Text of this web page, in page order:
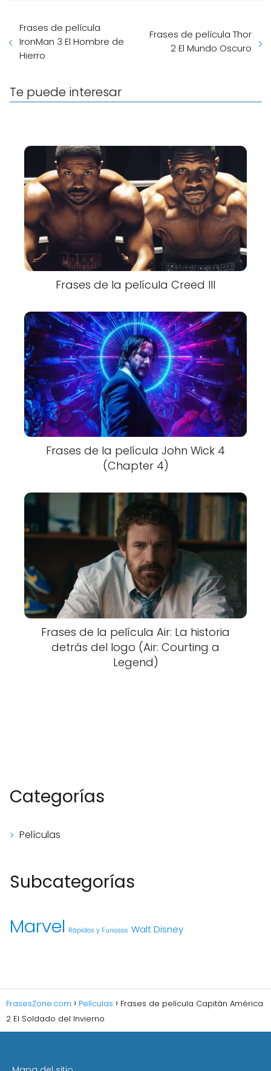
Frases de película
IronMan 3 El Hombre de
Hierro
Frases de película Thor
2 El Mundo Oscuro
Te puede interesar
Frases de la película Creed III
Frases de la película John Wick 4
(Chapter 4)
Frases de la película Air: La historia
detrás del logo (Air: Courting a
Legend)
Categorías
Películas
Subcategorías
Marvel Rápidos y Furiosos Walt Disney
FrasesZone.com Películas
Frases de película Capitán América
2 El Soldado del Invierno